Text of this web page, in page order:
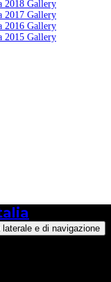
2018 Gallery
2017 Gallery
2016 Gallery
2015 Gallery
e di navigazione